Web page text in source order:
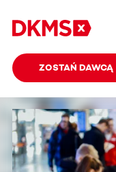
ZOSTAŃ DAWCĄ